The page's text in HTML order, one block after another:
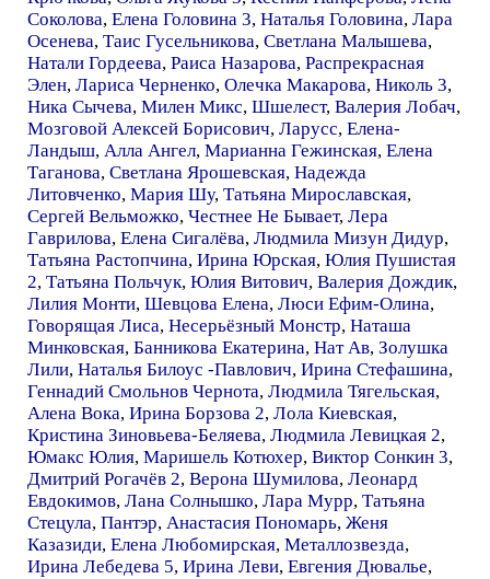
Соколова, Елена Головина 3, Наталья Головина, Лара
Осенева, Таис Гусельникова, Светлана Малышева,
Натали Гордеева, Раиса Назарова, Распрекрасная
Элен, Лариса Черненко, Олечка Макарова, Николь 3,
Ника Сычева, Милен Микс, Шшелест, Валерия Лобач,
Мозговой Алексей Борисович, Ларусс, Елена-
Ландыш, Алла Ангел, Марианна Гежинская, Елена
Таганова, Светлана Ярошевская, Надежда
Литовченко, Мария Шу, Татьяна Мирославская,
Сергей Вельможко, Честнее Не Бывает, Лера
Гаврилова, Елена Сигалёва, Людмила Мизун Дидур,
Татьяна Растопчина, Ирина Юрская, Юлия Пушистая
2, Татьяна Польчук, Юлия Витович, Валерия Дождик,
Лилия Монти, Шевцова Елена, Люси Ефим-Олина,
Говорящая Лиса, Несерьёзный Монстр, Наташа
Минковская, Банникова Екатерина, Нат Ав, Золушка
Лили, Наталья Билоус -Павлович, Ирина Стефашина,
Геннадий Смольнов Чернота, Людмила Тягельская,
Алена Вока, Ирина Борзова 2, Лола Киевская,
Кристина Зиновьева-Беляева, Людмила Левицкая 2,
Юмакс Юлия, Маришель Котюхер, Виктор Сонкин 3,
Дмитрий Рогачёв 2, Верона Шумилова, Леонард
Евдокимов, Лана Солнышко, Лара Мурр, Татьяна
Стецула, Пантэр, Анастасия Пономарь, Женя
Казазиди, Елена Любомирская, Металлозвезда,
Ирина Лебедева 5, Ирина Леви, Евгения Дювалье,